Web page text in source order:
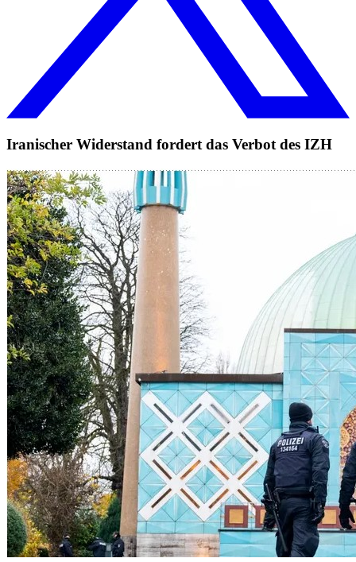
Iranischer Widerstand fordert das Verbot des IZH